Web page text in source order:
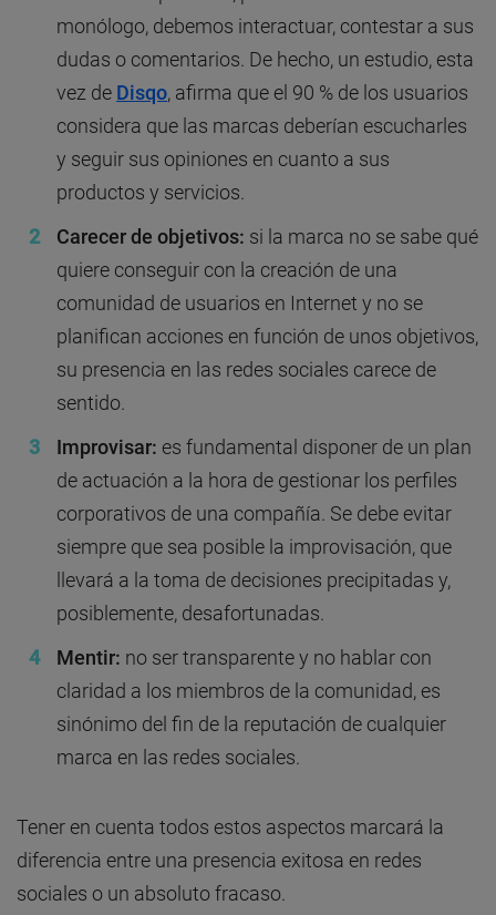
monólogo, debemos interactuar, contestar a sus
dudas o comentarios. De hecho, un estudio, esta
vez de Disqo, afirma que el 90 % de los usuarios
considera que las marcas deberían escucharles
y seguir sus opiniones en cuanto a sus
productos y servicios.
Carecer de objetivos: si la marca no se sabe qué
quiere conseguir con la creación de una
comunidad de usuarios en Internet y no se
planifican acciones en función de unos objetivos,
su presencia en las redes sociales carece de
sentido.
Improvisar: es fundamental disponer de un plan
de actuación a la hora de gestionar los perfiles
corporativos de una compañía. Se debe evitar
siempre que sea posible la improvisación, que
llevará a la toma de decisiones precipitadas y,
posiblemente, desafortunadas.
Mentir: no ser transparente y no hablar con
claridad a los miembros de la comunidad, es
sinónimo del fin de la reputación de cualquier
marca en las redes sociales.
Tener en cuenta todos estos aspectos marcará la
diferencia entre una presencia exitosa en redes
sociales o un absoluto fracaso.